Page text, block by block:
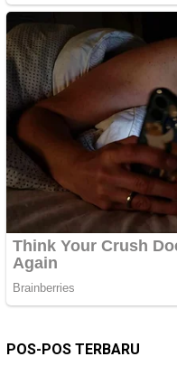
POS-POS TERBARU